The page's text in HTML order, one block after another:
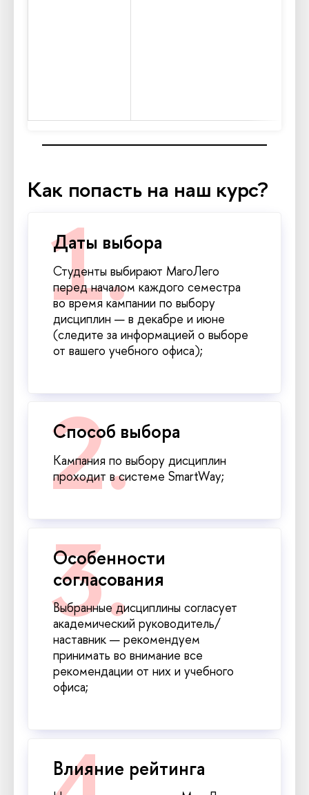
Как попасть на наш курс?
Даты выбора
Студенты выбирают МагоЛего
перед началом каждого семестра
во время кампании по выбору
дисциплин — в декабре и июне
(следите за информацией о выборе
от вашего учебного офиса);
Способ выбора
Кампания по выбору дисциплин
проходит в системе SmartWay;
Особенности
согласования
Выбранные дисциплины согласует
академический руководитель/
наставник — рекомендуем
принимать во внимание все
рекомендации от них и учебного
офиса;
Влияние рейтинга